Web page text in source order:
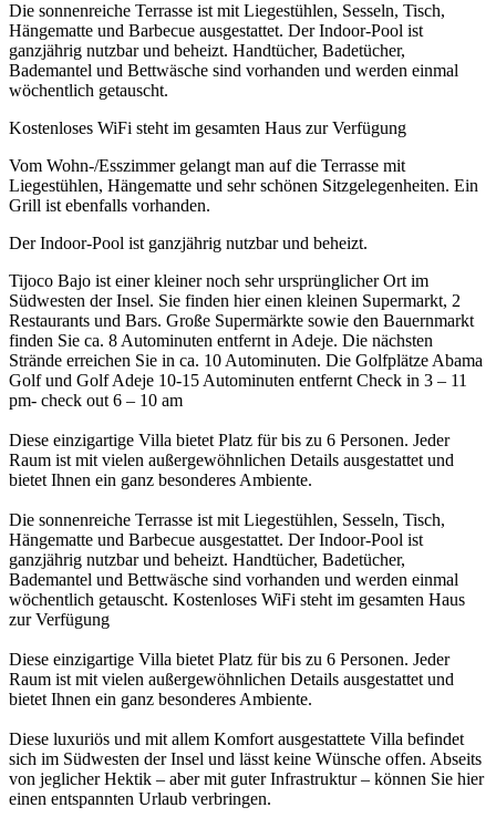
Die sonnenreiche Terrasse ist mit Liegestühlen, Sesseln, Tisch,
Hängematte und Barbecue ausgestattet. Der Indoor-Pool ist
ganzjährig nutzbar und beheizt. Handtücher, Badetücher,
Bademantel und Bettwäsche sind vorhanden und werden einmal
wöchentlich getauscht.
Kostenloses WiFi steht im gesamten Haus zur Verfügung
Vom Wohn-/Esszimmer gelangt man auf die Terrasse mit
Liegestühlen, Hängematte und sehr schönen Sitzgelegenheiten. Ein
Grill ist ebenfalls vorhanden.
Der Indoor-Pool ist ganzjährig nutzbar und beheizt.
Tijoco Bajo ist einer kleiner noch sehr ursprünglicher Ort im
Südwesten der Insel. Sie finden hier einen kleinen Supermarkt, 2
Restaurants und Bars. Große Supermärkte sowie den Bauernmarkt
finden Sie ca. 8 Autominuten entfernt in Adeje. Die nächsten
Strände erreichen Sie in ca. 10 Autominuten. Die Golfplätze Abama
Golf und Golf Adeje 10-15 Autominuten entfernt Check in 3 – 11
pm- check out 6 – 10 am
Diese einzigartige Villa bietet Platz für bis zu 6 Personen. Jeder
Raum ist mit vielen außergewöhnlichen Details ausgestattet und
bietet Ihnen ein ganz besonderes Ambiente.
Die sonnenreiche Terrasse ist mit Liegestühlen, Sesseln, Tisch,
Hängematte und Barbecue ausgestattet. Der Indoor-Pool ist
ganzjährig nutzbar und beheizt. Handtücher, Badetücher,
Bademantel und Bettwäsche sind vorhanden und werden einmal
wöchentlich getauscht. Kostenloses WiFi steht im gesamten Haus
zur Verfügung
Diese einzigartige Villa bietet Platz für bis zu 6 Personen. Jeder
Raum ist mit vielen außergewöhnlichen Details ausgestattet und
bietet Ihnen ein ganz besonderes Ambiente.
Diese luxuriös und mit allem Komfort ausgestattete Villa befindet
sich im Südwesten der Insel und lässt keine Wünsche offen. Abseits
von jeglicher Hektik – aber mit guter Infrastruktur – können Sie hier
einen entspannten Urlaub verbringen.